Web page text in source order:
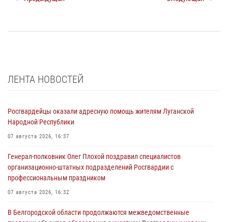
ЛЕНТА НОВОСТЕЙ
Росгвардейцы оказали адресную помощь жителям Луганской
Народной Республики
07 августа 2026, 16:37
Генерал-полковник Олег Плохой поздравил специалистов
организационно-штатных подразделений Росгвардии с
профессиональным праздником
07 августа 2026, 16:32
В Белгородской области продолжаются межведомственные